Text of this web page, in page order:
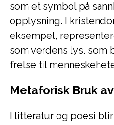
som et symbol på
opplysning. I
eksempel,
som verdens lys, som
frelse til
Metaforisk Bruk av
I litteratur og poesi